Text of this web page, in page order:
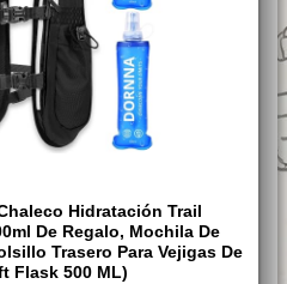
Hidratación Trail
De Regalo, Mochila De
Trasero Para Vejigas De
Flask 500 ML)